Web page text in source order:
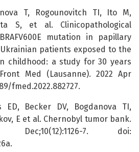
T, Rogounovitch TI, Ito M,
S, et al. Clinicopathological
mutation in papillary
patients exposed to the
childhood: a study for 30 years
Med (Lausanne). 2022 Apr
fmed.2022.882727.
ED, Becker DV, Bogdanova TI,
E et al. Chernobyl tumor bank.
7. doi: